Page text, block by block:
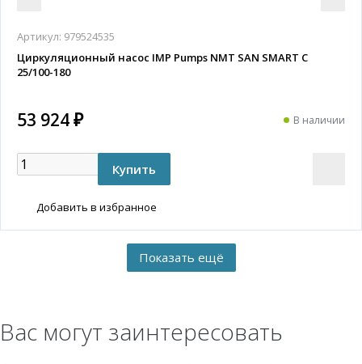
Артикул: 979524535
Циркуляционный насос IMP Pumps NMT SAN SMART C
25/100-180
53 924 ₽ В наличии
Добавить в избранное
Вас могут заинтересовать